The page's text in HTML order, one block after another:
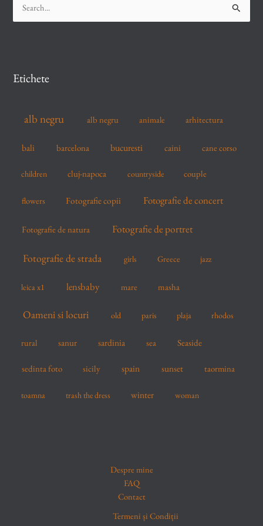
e
Etichete
alb negru alb negru animale arhitectura
bali barcelona bucuresti caini cane corso
children cluj-napoca countryside couple
flowers Fotografie copii Fotografie de concert
Fotografie de natura Fotografie de portret
Fotografie de strada girls Greece jazz
leica x1 lensbaby mare masha
Oameni si locuri old paris plaja rhodos
rural sanur sardinia sea Seaside
sedinta foto sicily spain sunset taormina
toamna trash the dress winter woman
Despre mine
FAQ
Contact
Termeni și Condiții